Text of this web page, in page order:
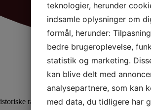
rammer. Historie og topmoderne
teknologier, herunder
indsamle oplysninger om
formål, herunder:
bedre brugeroplevelse,
statistik og marketing.
kan blive delt med
analysepartnere, som kan
med data, du tidligere har